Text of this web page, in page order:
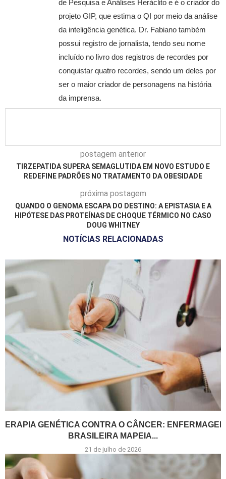
de Pesquisa e Análises Heráclito e é o criador do
projeto GIP, que estima o QI por meio da análise
da inteligência genética. Dr. Fabiano também
possui registro de jornalista, tendo seu nome
incluído no livro dos registros de recordes por
conquistar quatro recordes, sendo um deles por
ser o maior criador de personagens na história
da imprensa.
postagem anterior
TIRZEPATIDA SUPERA SEMAGLUTIDA EM NOVO ESTUDO E
REDEFINE PADRÕES NO TRATAMENTO DA OBESIDADE
próxima postagem
QUANDO O GENOMA ESCAPA DO DESTINO: A EPISTASIA E A
HIPÓTESE DAS PROTEÍNAS DE CHOQUE TÉRMICO NO CASO
DOUG WHITNEY
NOTÍCIAS RELACIONADAS
TERAPIA GENÉTICA CONTRA O CÂNCER: ENFERMAGEM
BRASILEIRA MAPEIA...
21 de julho de 2026